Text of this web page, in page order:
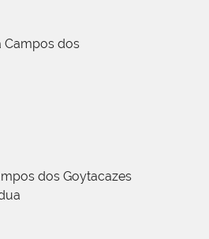
Campos dos
dos Goytacazes